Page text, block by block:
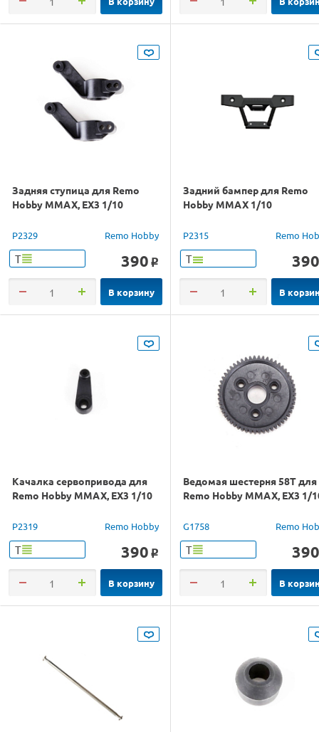
Задняя ступица для Remo
Hobby MMAX, EX3 1/10
P2329 Remo Hobby
Т 390 o
В корзину
Задний бампер для Remo
Hobby MMAX 1/10
P2315 Remo
Т 390
В
Качалка сервопривода для
Remo Hobby MMAX, EX3 1/10
P2319 Remo Hobby
Т 390 o
В корзину
Ведомая шестерня 58T для
Remo Hobby MMAX, EX3 1/
G1758 Remo
Т 390
В